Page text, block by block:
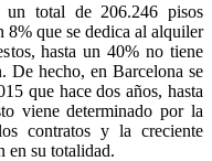
un total de 206.246 pisos
8% que se dedica al alquiler
hasta un 40% no tiene
De hecho, en Barcelona se
que hace dos años, hasta
viene determinado por la
contratos y la creciente
en su totalidad.